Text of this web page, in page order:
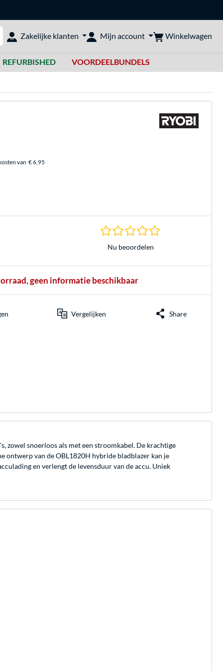
doorzoeken
Zakelijke klanten Mijn account Winkelwagen
REFURBISHED VOORDEELBUNDELS
van € 6,95
0.0 sterren
Nu beoordelen
geen informatie beschikbaar
Vergelijken Share
zowel snoerloos als met een stroomkabel. De krachtige
ontwerp van de OBL1820H hybride bladblazer kan je
en verlengt de levensduur van de accu. Uniek